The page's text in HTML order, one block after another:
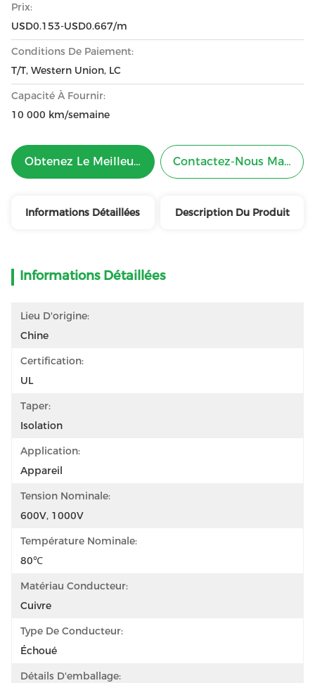
Prix:
USD0.153-USD0.667/m
Conditions De Paiement:
T/T, Western Union, LC
Capacité À Fournir:
10 000 km/semaine
Obtenez Le Meilleur Prix Contactez-Nous
Informations Détaillées Description Du Produit
Informations Détaillées
Lieu D'origine:
Chine
Certification:
UL
Taper:
Isolation
Application:
Appareil
Tension Nominale:
600V, 1000V
Température Nominale:
80℃
Matériau Conducteur:
Cuivre
Type De Conducteur:
Échoué
Détails D'emballage: